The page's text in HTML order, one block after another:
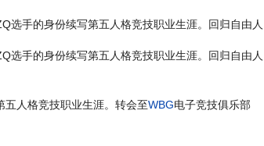
选手的身份续写第五人格竞技职业生涯。回归自由人
选手的身份续写第五人格竞技职业生涯。回归自由人
五人格竞技职业生涯。转会至WBG电子竞技俱乐部